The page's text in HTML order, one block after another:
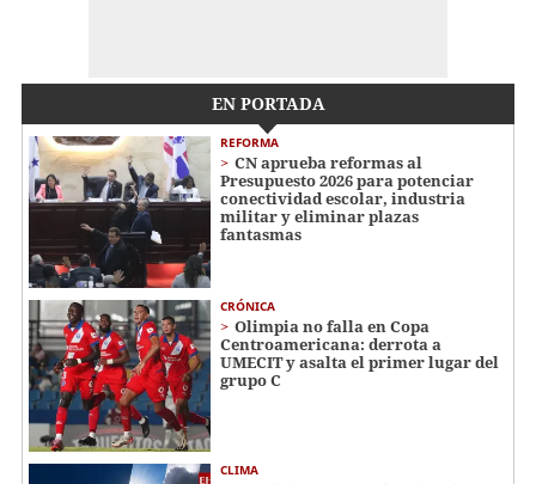
EN PORTADA
REFORMA
CN aprueba reformas al
Presupuesto 2026 para potenciar
conectividad escolar, industria
militar y eliminar plazas
fantasmas
CRÓNICA
Olimpia no falla en Copa
Centroamericana: derrota a
UMECIT y asalta el primer lugar del
grupo C
CLIMA